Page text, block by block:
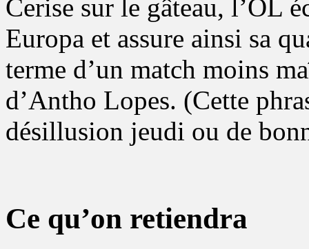
Cerise sur le gâteau, l’OL
Europa et assure ainsi sa
terme d’un match moins
d’Antho Lopes. (Cette
désillusion jeudi ou de
Ce qu’on retiendra